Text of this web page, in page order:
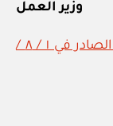
وزير العمل
عدد الجريدة الرسمية رقم (١٤٠١) الصادر في ١ / ٨ /